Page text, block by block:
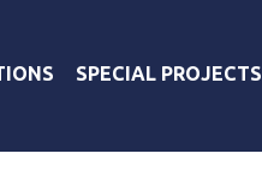
SPECIAL PROJECTS